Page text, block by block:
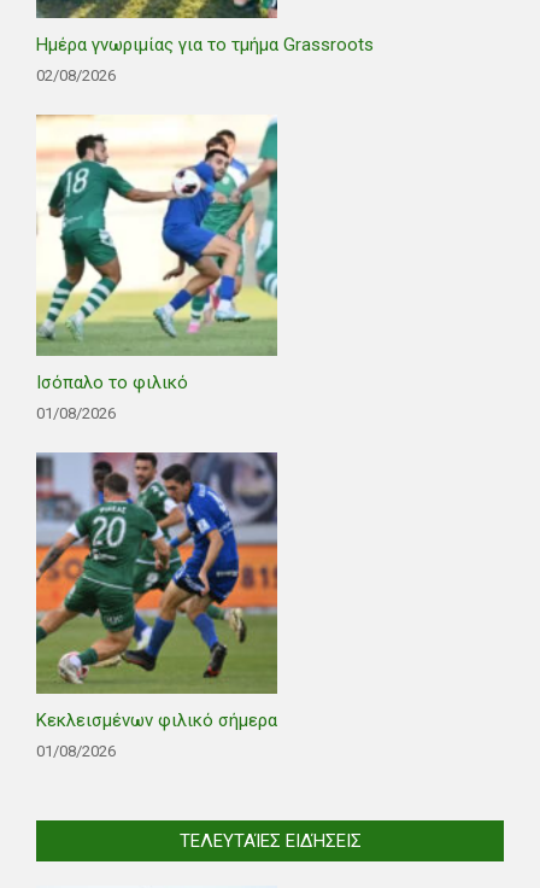
Ημέρα γνωριμίας για το τμήμα Grassroots
02/08/2026
Ισόπαλο το φιλικό
01/08/2026
Κεκλεισμένων φιλικό σήμερα
01/08/2026
ΤΕΛΕΥΤΑΊΕΣ ΕΙΔΉΣΕΙΣ